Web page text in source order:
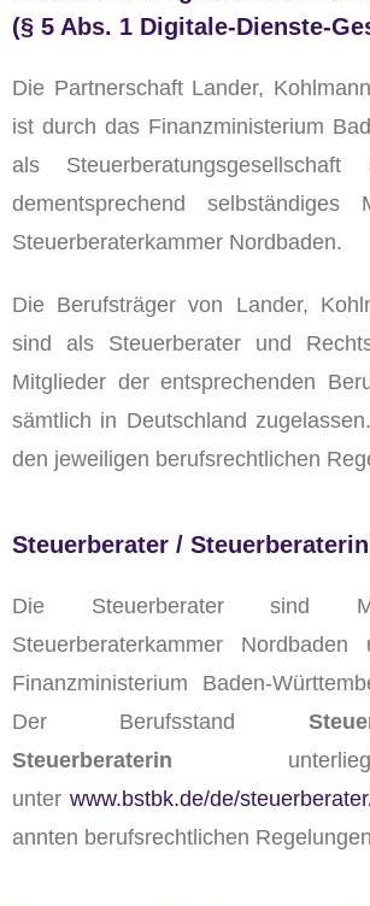
(§ 5 Abs. 1 Digitale-Dienste-
Die Partnerschaft Lander,
ist durch das Finanzministerium
als Steuerberatungsgesellschaft
dementsprechend
Steuerberaterkammer Nordbaden.
Die Berufsträger von Lander,
sind als Steuerberater und
Mitglieder der entsprechenden
sämtlich in Deutschland
den jeweiligen berufsrechtlichen
Steuerberater /
Die Steuerberater sind
Steuerberaterkammer
Finanzministerium Baden-
Der Berufsstand
Steuerberaterin
unter www.bstbk.de/de/
annten berufsrechtlichen